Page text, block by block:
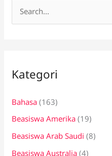
u
t
u
k
:
Kategori
Bahasa (163)
Beasiswa Amerika (19)
Beasiswa Arab Saudi (8)
Beasiswa Australia (4)